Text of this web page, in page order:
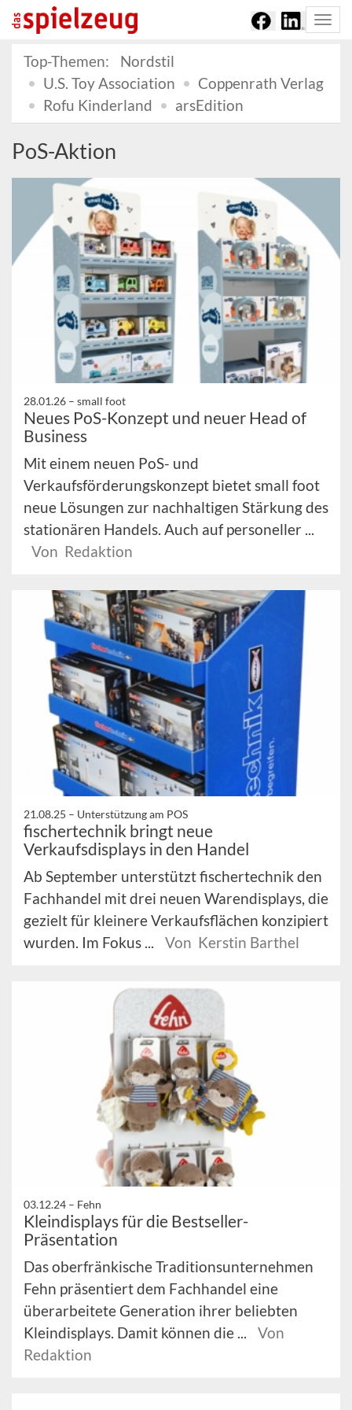
Top-Themen:
Nordstil
U.S. Toy Association
Coppenrath Verlag
Rofu Kinderland
arsEdition
PoS-Aktion
28.01.26 – small foot
Neues PoS-Konzept und neuer Head of
Business
Mit einem neuen PoS- und
Verkaufsförderungskonzept bietet small foot
neue Lösungen zur nachhaltigen Stärkung des
stationären Handels. Auch auf personeller ...
Von Redaktion
21.08.25 – Unterstützung am POS
fischertechnik bringt neue
Verkaufsdisplays in den Handel
Ab September unterstützt fischertechnik den
Fachhandel mit drei neuen Warendisplays, die
gezielt für kleinere Verkaufsflächen konzipiert
wurden. Im Fokus ...
Von Kerstin Barthel
03.12.24 – Fehn
Kleindisplays für die Bestseller-
Präsentation
Das oberfränkische Traditionsunternehmen
Fehn präsentiert dem Fachhandel eine
überarbeitete Generation ihrer beliebten
Kleindisplays. Damit können die ...
Von
Redaktion